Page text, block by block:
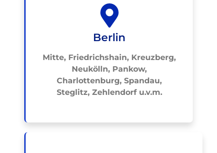
Berlin
Mitte, Friedrichshain, Kreuzberg,
Neukölln, Pankow,
Charlottenburg, Spandau,
Steglitz, Zehlendorf u.v.m.